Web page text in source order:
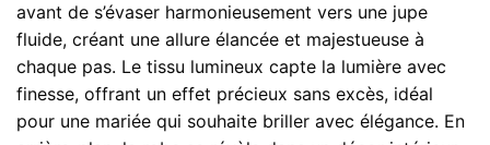
avant de s’évaser harmonieusement vers une jupe
fluide, créant une allure élancée et majestueuse à
chaque pas. Le tissu lumineux capte la lumière avec
finesse, offrant un effet précieux sans excès, idéal
pour une mariée qui souhaite briller avec élégance. En